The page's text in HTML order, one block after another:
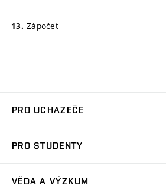
Zápočet
PRO UCHAZEČE
Ambasadoři studia
PRO STUDENTY
VĚDA A VÝZKUM